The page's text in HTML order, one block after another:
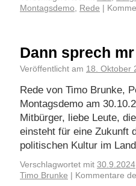
Montagsdemo, Rede
Dann sprech
Veröffentlicht am 18. Oktober
Rede von Timo Brunke,
Montagsdemo am
Mitbürger, liebe Leute,
einsteht für eine Zukunft
politischen Kultur im
Verschlagwortet mit 30.9.2024
Timo Brunke
Kommentare